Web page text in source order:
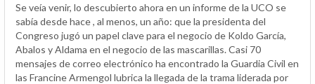
Se veía venir, lo descubierto ahora en un informe de la UCO se
sabía desde hace , al menos, un año: que la presidenta del
Congreso jugó un papel clave para el negocio de Koldo García,
Abalos y Aldama en el negocio de las mascarillas. Casi 70
mensajes de correo electrónico ha encontrado la Guardia Civil en
las Francine Armengol lubrica la llegada de la trama liderada por